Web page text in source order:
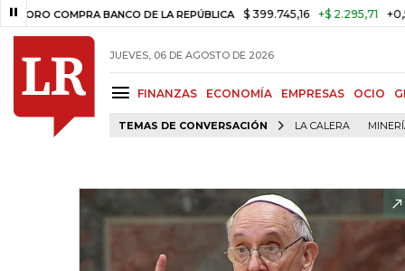
COMPRA BANCO DE LA REPÚBLICA $ 399.745,16 +$ 2.295,71 +0,58%
JUEVES, 06 DE AGOSTO DE 2026
FINANZAS ECONOMÍA EMPRESAS OCIO
TEMAS DE CONVERSACIÓN LA CALERA